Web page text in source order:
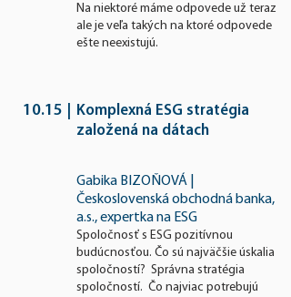
Na niektoré máme odpovede už teraz
ale je veľa takých na ktoré odpovede
ešte neexistujú.
10.15
Komplexná ESG stratégia
založená na dátach
Gabika BIZOŇOVÁ |
Československá obchodná banka,
a.s., expertka na ESG
Spoločnosť s ESG pozitívnou
budúcnosťou. Čo sú najväčšie úskalia
spoločností? Správna stratégia
spoločností. Čo najviac potrebujú